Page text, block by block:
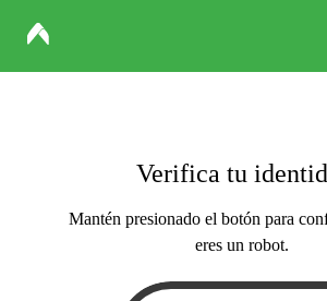
Verifica tu
Mantén presionado el botón para
eres un robot.